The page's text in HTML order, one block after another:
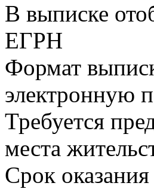
В выписке
ЕГРН
Формат
электронную
Требуется
места
Срок